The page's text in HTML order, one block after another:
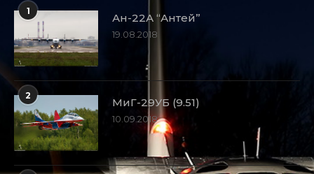
1
Ан-22А “Антей”
19.08.2018
2
МиГ-29УБ (9.51)
10.09.2018